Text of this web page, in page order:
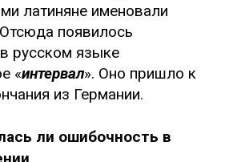
латиняне именовали
появилось
русском языке
«интервал». Оно пришло к
из Германии.
ли ошибочность в